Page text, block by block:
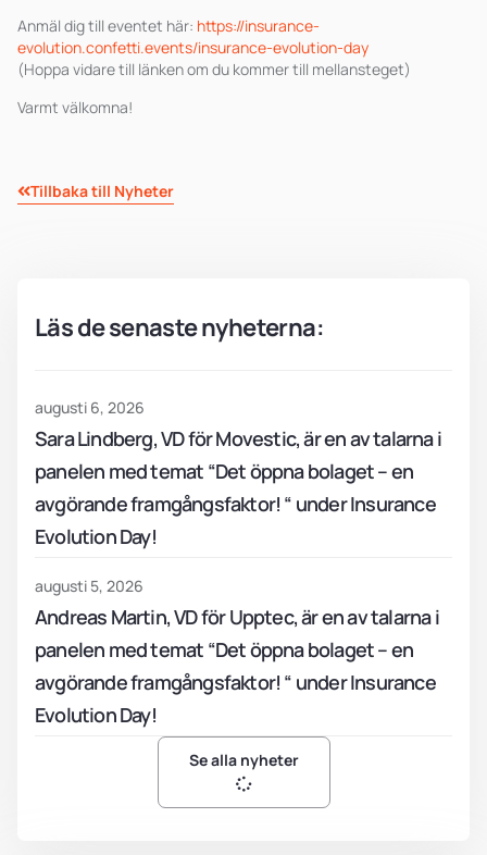
Anmäl dig till eventet här: https://insurance-
evolution.confetti.events/insurance-evolution-day
(Hoppa vidare till länken om du kommer till mellansteget)
Varmt välkomna!
Tillbaka till Nyheter
Läs de senaste nyheterna:
Sara Lindberg, VD för Movestic, är en av talarna i
panelen med temat “Det öppna bolaget – en
avgörande framgångsfaktor! “ under Insurance
Evolution Day!
augusti 6, 2026
Andreas Martin, VD för Upptec, är en av talarna i
panelen med temat “Det öppna bolaget – en
avgörande framgångsfaktor! “ under Insurance
Evolution Day!
augusti 5, 2026
Se alla nyheter